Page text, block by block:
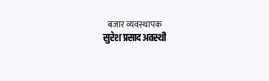
बजार व्यवस्थापक
सुरेश प्रसाद अवस्थी